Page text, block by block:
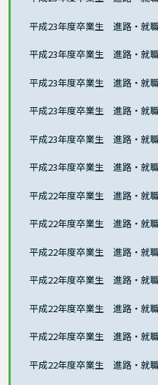
平成23年度卒業生 進路・就
平成23年度卒業生 進路・就
平成23年度卒業生 進路・就
平成23年度卒業生 進路・就
平成23年度卒業生 進路・就
平成23年度卒業生 進路・就
平成22年度卒業生 進路・就
平成22年度卒業生 進路・就
平成22年度卒業生 進路・就
平成22年度卒業生 進路・就
平成22年度卒業生 進路・就
平成22年度卒業生 進路・就
平成22年度卒業生 進路・就